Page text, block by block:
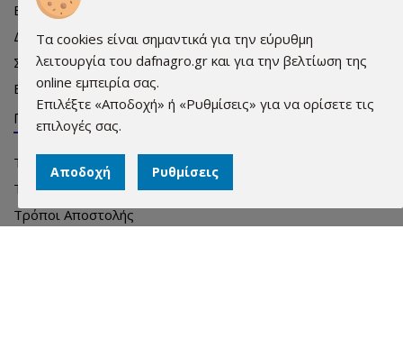
Εκπρόσωποι
Διαφήμιση
Σημεία πώλησης
Επικοινωνία
Πληροφορίες
Τρόποι Παραγγελίας
Τρόποι Πληρωμής
Τρόποι Αποστολής
Τα cookies είναι σημαντικά για την εύρυθμη
λειτουργία του dafnagro.gr και για την βελτίωση της
online εμπειρία σας.
Επιλέξτε «Αποδοχή» ή «Ρυθμίσεις» για να ορίσετε τις
επιλογές σας.
Αποδοχή Ρυθμίσεις